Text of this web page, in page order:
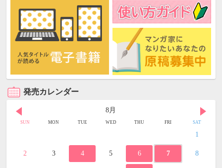
発売カレンダー
8月
SUN MON TUE WED THU FRI SAT
1
2 3 4 5 6 7 8